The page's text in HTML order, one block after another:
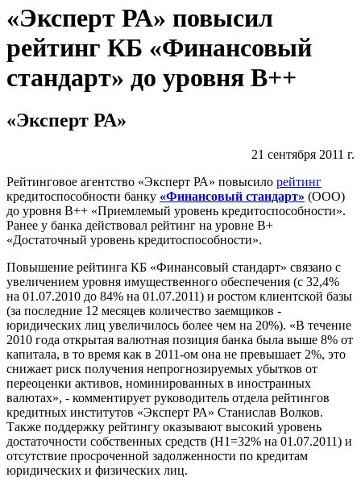
«Эксперт РА» повысил
рейтинг КБ «Финансовый
стандарт» до уровня В++
«Эксперт РА»
21 сентября 2011 г.
Рейтинговое агентство «Эксперт РА» повысило рейтинг
кредитоспособности банку «Финансовый стандарт» (ООО)
до уровня В++ «Приемлемый уровень кредитоспособности».
Ранее у банка действовал рейтинг на уровне В+
«Достаточный уровень кредитоспособности».
Повышение рейтинга КБ «Финансовый стандарт» связано с
увеличением уровня имущественного обеспечения (с 32,4%
на 01.07.2010 до 84% на 01.07.2011) и ростом клиентской базы
(за последние 12 месяцев количество заемщиков -
юридических лиц увеличилось более чем на 20%). «В течение
2010 года открытая валютная позиция банка была выше 8% от
капитала, в то время как в 2011-ом она не превышает 2%, это
снижает риск получения непрогнозируемых убытков от
переоценки активов, номинированных в иностранных
валютах», - комментирует руководитель отдела рейтингов
кредитных институтов «Эксперт РА» Станислав Волков.
Также поддержку рейтингу оказывают высокий уровень
достаточности собственных средств (Н1=32% на 01.07.2011) и
отсутствие просроченной задолженности по кредитам
юридических и физических лиц.